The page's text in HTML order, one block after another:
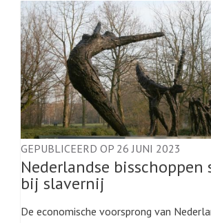
GEPUBLICEERD OP 26 JUNI 2023
Nederlandse
bij slavernij
De economische voorsprong van